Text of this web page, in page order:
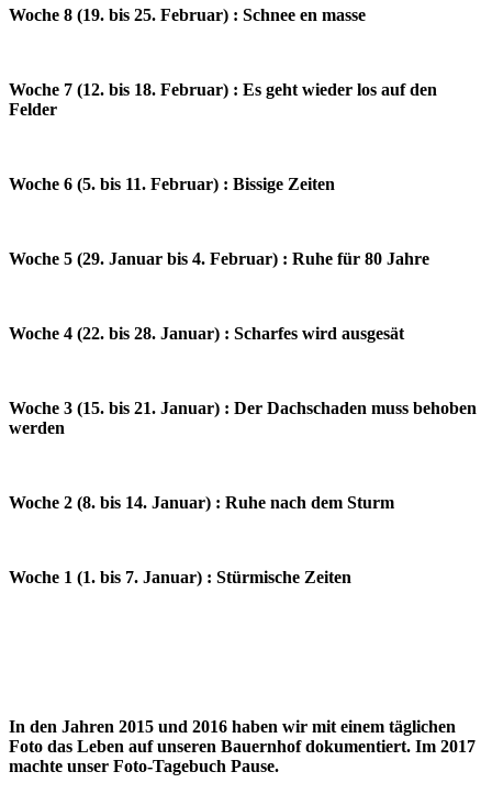
Woche 8 (19. bis 25. Februar) : Schnee en masse
Woche 7 (12. bis 18. Februar) : Es geht wieder los auf den
Felder
Woche 6 (5. bis 11. Februar) : Bissige Zeiten
Woche 5 (29. Januar bis 4. Februar) : Ruhe für 80 Jahre
Woche 4 (22. bis 28. Januar) : Scharfes wird ausgesät
Woche 3 (15. bis 21. Januar) : Der Dachschaden muss behoben
werden
Woche 2 (8. bis 14. Januar) : Ruhe nach dem Sturm
Woche 1 (1. bis 7. Januar) : Stürmische Zeiten
In den Jahren 2015 und 2016 haben wir mit einem täglichen
Foto das Leben auf unseren Bauernhof dokumentiert. Im 2017
machte unser Foto-Tagebuch Pause.